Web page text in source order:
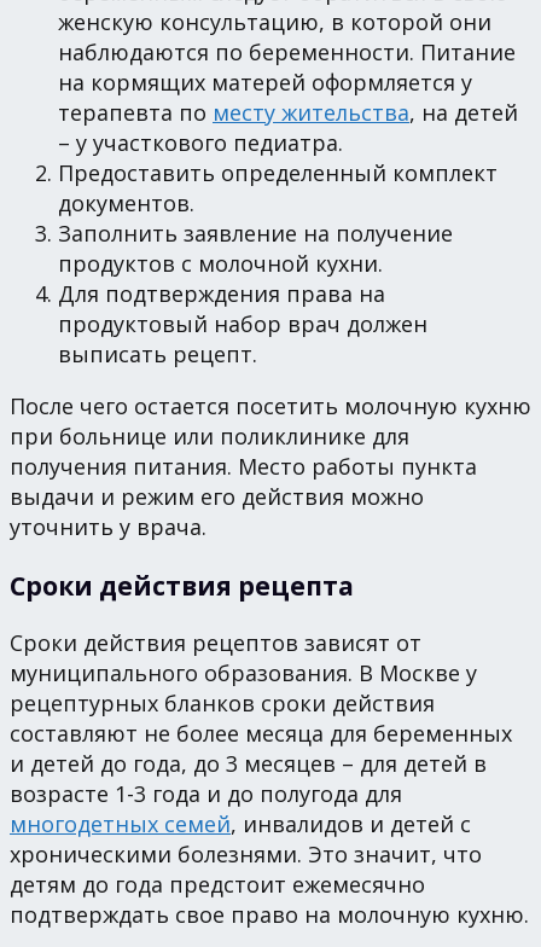
женскую консультацию, в которой они
наблюдаются по беременности. Питание
на кормящих матерей оформляется у
терапевта по месту жительства, на детей
– у участкового педиатра.
Предоставить определенный комплект
документов.
Заполнить заявление на получение
продуктов с молочной кухни.
Для подтверждения права на
продуктовый набор врач должен
выписать рецепт.
После чего остается посетить молочную кухню
при больнице или поликлинике для
получения питания. Место работы пункта
выдачи и режим его действия можно
уточнить у врача.
Сроки действия рецепта
Сроки действия рецептов зависят от
муниципального образования. В Москве у
рецептурных бланков сроки действия
составляют не более месяца для беременных
и детей до года, до 3 месяцев – для детей в
возрасте 1-3 года и до полугода для
многодетных семей, инвалидов и детей с
хроническими болезнями. Это значит, что
детям до года предстоит ежемесячно
подтверждать свое право на молочную кухню.